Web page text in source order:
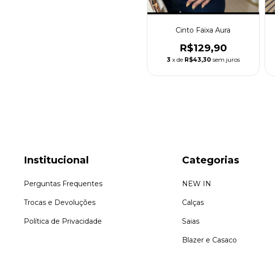
Cinto Faixa Aura
R$129,90
3 x de R$43,30 sem juros
Institucional
Perguntas Frequentes
Trocas e Devoluções
Política de Privacidade
Categorias
NEW IN
Calças
Saias
Blazer e Casaco